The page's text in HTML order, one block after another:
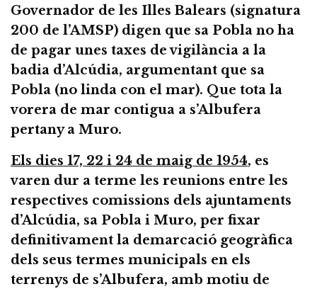
Governador de les Illes Balears (signatura
200 de l’AMSP) digen que sa Pobla no ha
de pagar unes taxes de vigilància a la
badia d’Alcúdia, argumentant que sa
Pobla (no linda con el mar). Que tota la
vorera de mar contigua a s’Albufera
pertany a Muro.
Els dies 17, 22 i 24 de maig de 1954, es
varen dur a terme les reunions entre les
respectives comissions dels ajuntaments
d’Alcúdia, sa Pobla i Muro, per fixar
definitivament la demarcació geogràfica
dels seus termes municipals en els
terrenys de s’Albufera, amb motiu de